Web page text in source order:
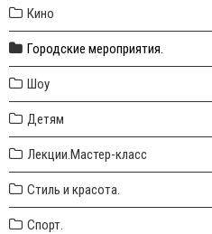
Кино
Городские мероприятия.
Шоу
Детям
Лекции.Мастер-класс
Стиль и красота.
Спорт.